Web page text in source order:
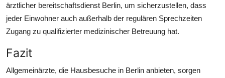
ärztlicher bereitschaftsdienst Berlin, um sicherzustellen, dass
jeder Einwohner auch außerhalb der regulären Sprechzeiten
Zugang zu qualifizierter medizinischer Betreuung hat.
Fazit
Allgemeinärzte, die Hausbesuche in Berlin anbieten, sorgen